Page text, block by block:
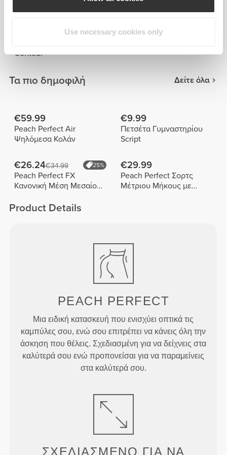
Use necessary cookies only
Contour
€29.99€49.99
Τα πιο δημοφιλή Δείτε όλα
€59.99
Peach Perfect Air
Ψηλόμεσα Κολάν
€9.99
Πετσέτα Γυμναστηρίου
Script
€26.24€34.99 25%
Peach Perfect FX
Κανονική Μέση Μεσαίου
€29.99
Peach Perfect Σορτς
Μέτριου Μήκους με
Product Details
PEACH PERFECT
Μια ειδική κατασκευή που ενισχύει οπτικά τις
καμπύλες σου, ενώ σου επιτρέπει να κάνεις όλη την
άσκηση που θέλεις. Σχεδιασμένη για να δείχνεις στα
καλύτερά σου ενώ προπονείσαι για να παραμείνεις
στα καλύτερά σου.
ΣΧΕΔΙΑΣΜΈΝΟ ΓΙΑ ΝΑ